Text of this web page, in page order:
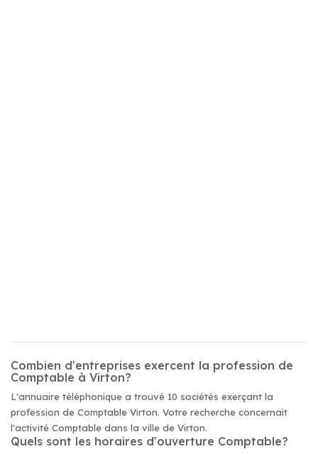
Combien d'entreprises exercent la profession de
Comptable à Virton?
L'annuaire téléphonique a trouvé 10 sociétés exerçant la
profession de Comptable Virton. Votre recherche concernait
l'activité Comptable dans la ville de Virton.
Quels sont les horaires d'ouverture Comptable?